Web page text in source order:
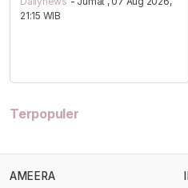
21:15 WIB
Terpopuler
AMEERA